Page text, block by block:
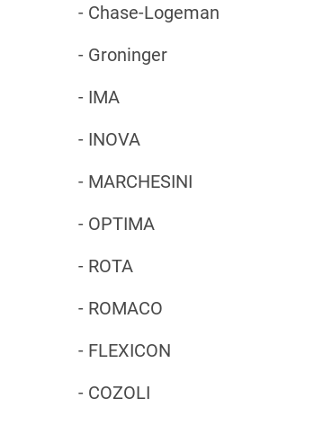
- Chase-Logeman
- Groninger
- IMA
- INOVA
- MARCHESINI
- OPTIMA
- ROTA
- ROMACO
- FLEXICON
- COZOLI